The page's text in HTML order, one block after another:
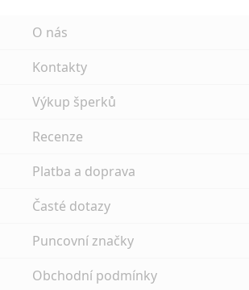
O nás
Kontakty
Výkup šperků
Recenze
Platba a doprava
Časté dotazy
Puncovní značky
Obchodní podmínky